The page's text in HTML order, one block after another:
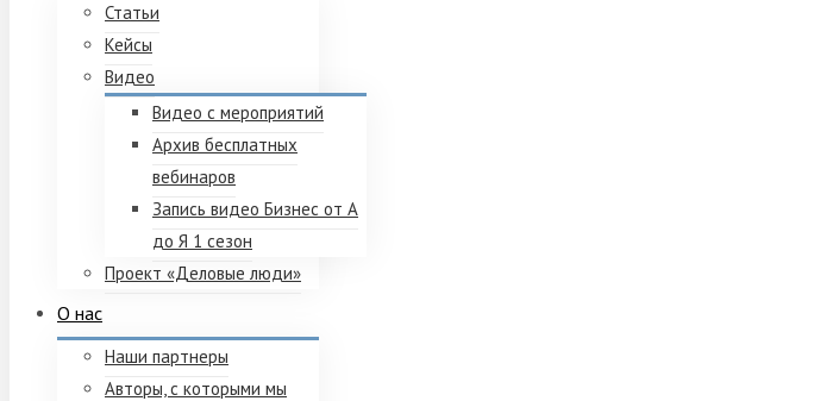
Статьи
Кейсы
Видео
Видео с мероприятий
Архив бесплатных
вебинаров
Запись видео Бизнес от А
до Я 1 сезон
Проект «Деловые люди»
О нас
Наши партнеры
Авторы, с которыми мы